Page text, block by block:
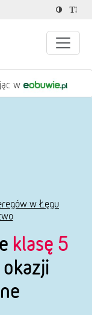
w
w Łęgu
klasę 5